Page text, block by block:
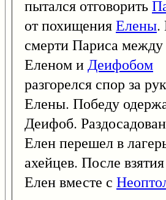
пытался отговорить
от похищенияЕлены.
смерти Париса между
Еленом иДеифобом
разгорелся спор за
Елены. Победу
Деифоб.
Елен перешел в
ахейцев. После
Елен вместе с